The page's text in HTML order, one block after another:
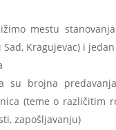
mestu
Kragujevac) i
su brojna
(teme o različitim
zapošljavanju)